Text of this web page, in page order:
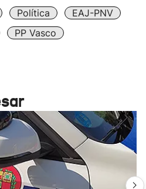
Política
EAJ-PNV
PP Vasco